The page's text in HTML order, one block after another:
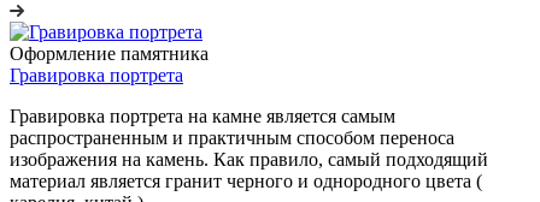
Оформление памятника
Гравировка портрета
Гравировка портрета на камне является самым
распространенным и практичным способом переноса
изображения на камень. Как правило, самый подходящий
материал является гранит черного и однородного цвета (